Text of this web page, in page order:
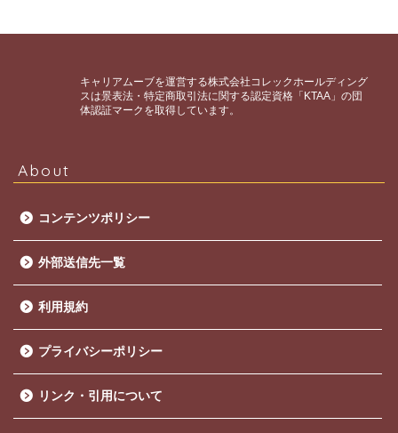
キャリアムーブを運営する株式会社コレックホールディング
スは景表法・特定商取引法に関する認定資格「KTAA」の団
体認証マークを取得しています。
About
コンテンツポリシー
外部送信先一覧
利用規約
プライバシーポリシー
リンク・引用について